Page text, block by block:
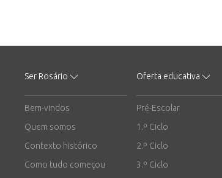
Ser Rosário
Bem-vindos
Quem somos
Contexto histórico
Como tudo começou
Oferta educativa
Pré-Escolar
1.º Ciclo
2.º Ciclo
3.º Ciclo